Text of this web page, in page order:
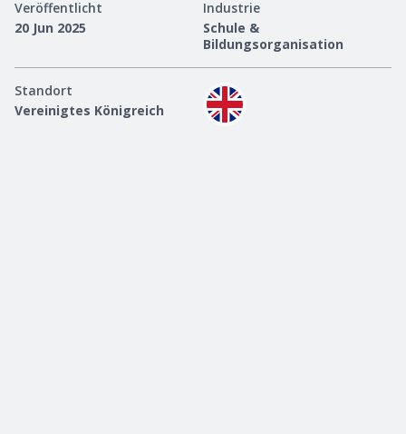
Veröffentlicht
20 Jun 2025
Industrie
Schule &
Bildungsorganisation
Standort
Vereinigtes Königreich